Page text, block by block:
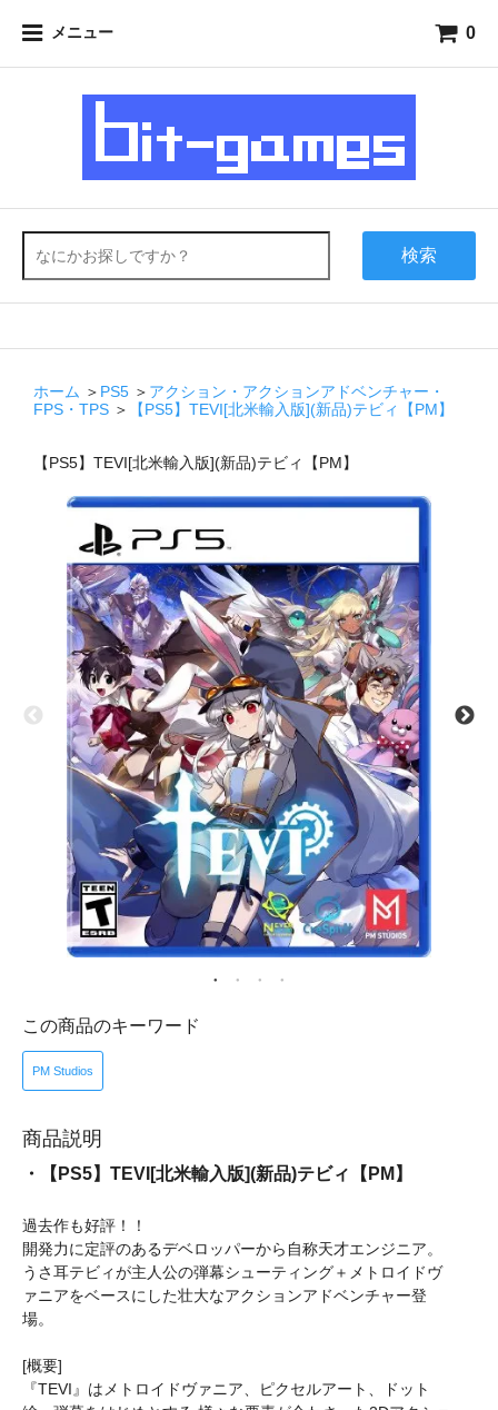
メニュー 0
検索
ホーム ＞ PS5 ＞ アクション・アクションアドベンチャー・
FPS・TPS ＞ 【PS5】TEVI[北米輸入版](新品)テビィ【PM】
【PS5】TEVI[北米輸入版](新品)テビィ【PM】
この商品のキーワード
PM Studios
商品説明
・【PS5】TEVI[北米輸入版](新品)テビィ【PM】
過去作も好評！！
開発力に定評のあるデベロッパーから自称天才エンジニア。
うさ耳テビィが主人公の弾幕シューティング＋メトロイドヴ
ァニアをベースにした壮大なアクションアドベンチャー登
場。
[概要]
『TEVI』はメトロイドヴァニア、ピクセルアート、ドット